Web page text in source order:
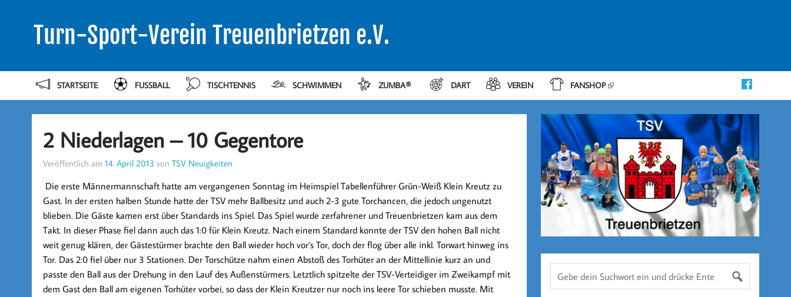
Turn-Sport-Verein Treuenbrietzen e.V.
STARTSEITE FUSSBALL TISCHTENNIS SCHWIMMEN ZUMBA® DART VEREIN FANSHOP
2 Niederlagen – 10 Gegentore
Veröffentlich am 14. April 2013 von TSV Neuigkeiten
Die erste Männermannschaft hatte am vergangenen Sonntag im Heimspiel Tabellenführer Grün-Weiß Klein Kreutz zu
Gast. In der ersten halben Stunde hatte der TSV mehr Ballbesitz und auch 2-3 gute Torchancen, die jedoch ungenutzt
blieben. Die Gäste kamen erst über Standards ins Spiel. Das Spiel wurde zerfahrener und Treuenbrietzen kam aus dem
Takt. In dieser Phase fiel dann auch das 1:0 für Klein Kreutz. Nach einem Standard konnte der TSV den hohen Ball nicht
weit genug klären, der Gästestürmer brachte den Ball wieder hoch vor’s Tor, doch der flog über alle inkl. Torwart hinweg ins
Tor. Das 2:0 fiel über nur 3 Stationen. Der Torschütze nahm einen Abstoß des Torhüter an der Mittellinie kurz an und
passte den Ball aus der Drehung in den Lauf des Außenstürmers. Letztlich spitzelte der TSV-Verteidiger im Zweikampf mit
dem Gast den Ball am eigenen Torhüter vorbei, so dass der Klein Kreutzer nur noch ins leere Tor schieben musste. Mit